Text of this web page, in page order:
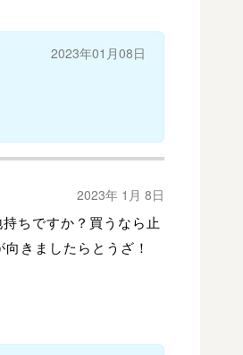
2023年01月08日
2023年 1月 8日
ちですか？買うなら止
きましたらとうざ！